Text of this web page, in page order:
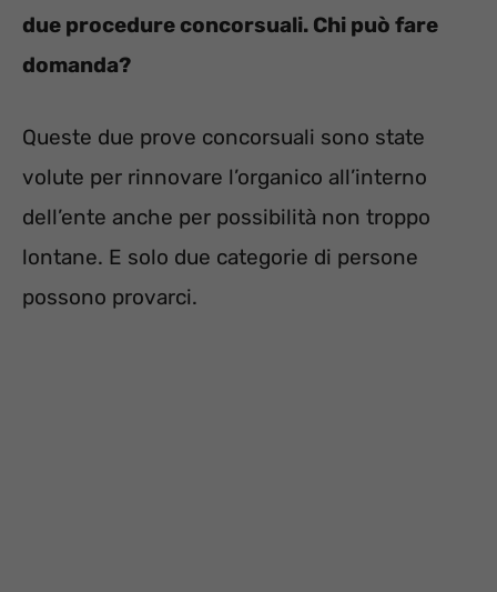
due procedure concorsuali. Chi può fare
domanda?
Queste due prove concorsuali sono state
volute per rinnovare l’organico all’interno
dell’ente anche per possibilità non troppo
lontane. E solo due categorie di persone
possono provarci.